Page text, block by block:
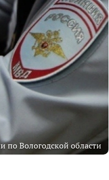
по Вологодской области